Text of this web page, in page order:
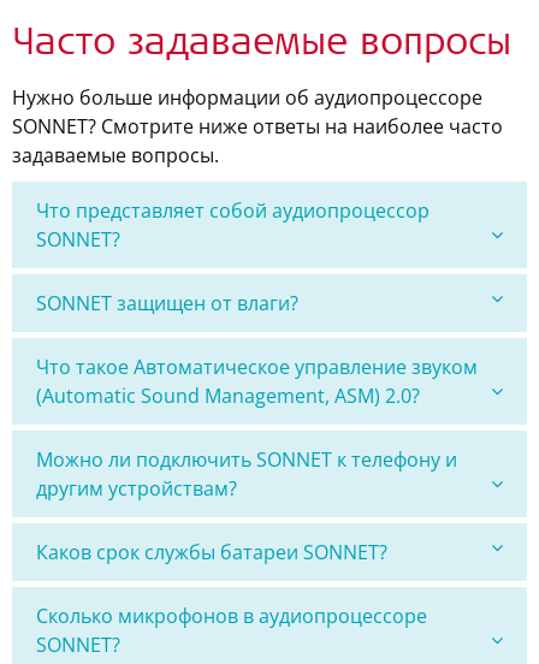
Часто задаваемые вопросы
Нужно больше информации об аудиопроцессоре
SONNET? Смотрите ниже ответы на наиболее часто
задаваемые вопросы.
Что представляет собой аудиопроцессор
SONNET?
SONNET защищен от влаги?
Что такое Автоматическое управление звуком
(Automatic Sound Management, ASM) 2.0?
Можно ли подключить SONNET к телефону и
другим устройствам?
Каков срок службы батареи SONNET?
Сколько микрофонов в аудиопроцессоре
SONNET?